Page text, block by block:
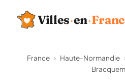
Villes·en·
France › Haute-Normandie